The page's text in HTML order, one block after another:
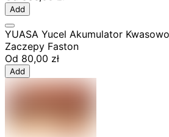
Add
YUASA Yucel Akumulator
Zaczepy Faston
Od 80,00 zł
Add